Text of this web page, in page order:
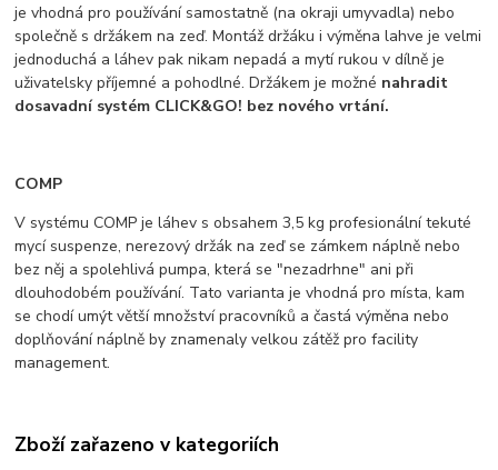
je vhodná pro používání samostatně (na okraji umyvadla) nebo
společně s držákem na zeď. Montáž držáku i výměna lahve je velmi
jednoduchá a láhev pak nikam nepadá a mytí rukou v dílně je
uživatelsky příjemné a pohodlné. Držákem je možné nahradit
dosavadní systém CLICK&GO! bez nového vrtání.
COMP
V systému COMP je láhev s obsahem 3,5 kg profesionální tekuté
mycí suspenze, nerezový držák na zeď se zámkem náplně nebo
bez něj a spolehlivá pumpa, která se "nezadrhne" ani při
dlouhodobém používání. Tato varianta je vhodná pro místa, kam
se chodí umýt větší množství pracovníků a častá výměna nebo
doplňování náplně by znamenaly velkou zátěž pro facility
management.​
Zboží zařazeno v kategoriích